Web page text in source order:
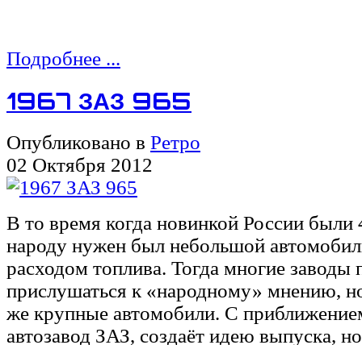
Подробнее ...
1967 ЗАЗ 965
Опубликовано в Ретро
02 Октября 2012
В то время когда новинкой России были
народу нужен был небольшой
расходом топлива. Тогда многие заводы
прислушаться к «народному» мнению,
же крупные автомобили. С
автозавод ЗАЗ, создаёт идею выпуска,